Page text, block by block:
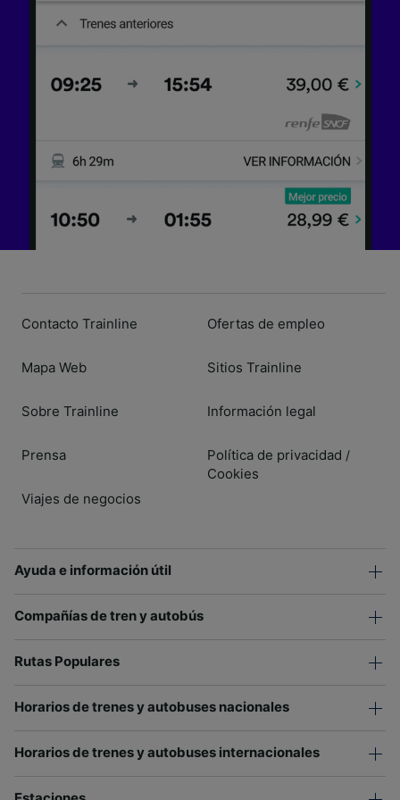
Contacto Trainline
Mapa Web
Sobre Trainline
Prensa
Viajes de negocios
Ofertas de empleo
Sitios Trainline
Información legal
Política de privacidad /
Cookies
Ayuda e información útil
Compañías de tren y autobús
Rutas Populares
Horarios de trenes y autobuses nacionales
Horarios de trenes y autobuses internacionales
contenido personalizados, medición de
Lista de asociados (proveedores)